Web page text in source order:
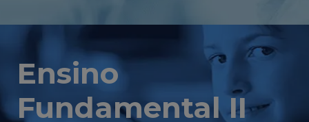
Ensino
Fundamental II